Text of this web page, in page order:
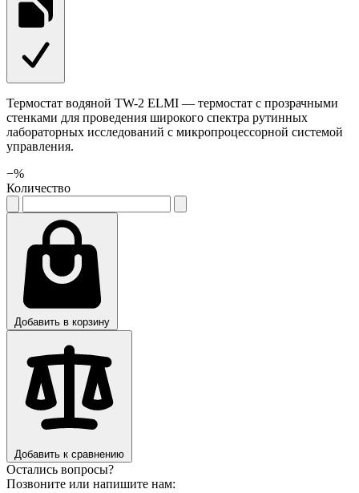
Термостат водяной TW-2 ELMI — термостат с прозрачными
стенками для проведения широкого спектра рутинных
лабораторных исследований с микропроцессорной системой
управления.
−%
Количество
Добавить в корзину
Добавить к сравнению
Остались вопросы?
Позвоните или напишите нам: